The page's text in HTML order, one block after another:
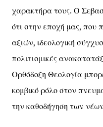
χαρακτήρα τους. Ο
ότι στην εποχή μας, που
αξιών, ιδεολογική
πολιτισμικές
Ορθόδοξη Θεολογία
κομβικό ρόλο στον
την καθοδήγηση των